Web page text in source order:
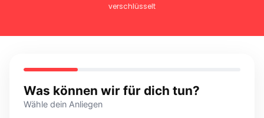
verschlüsselt